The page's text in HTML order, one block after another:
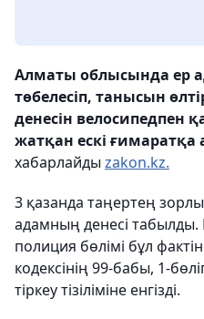
Алматы облысында ер
төбелесіп, танысын
денесін велосипедпен
жатқан ескі ғимаратқа
хабарлайды zakon.kz.
3 қазанда таңертең
адамның денесі табылды.
полиция бөлімі бұл
кодексінің 99-бабы, 1-
тіркеу тізіліміне енгізді.